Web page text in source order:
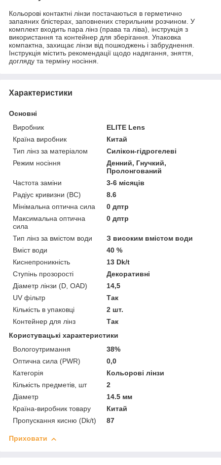
Кольорові контактні лінзи постачаються в герметично
запаяних блістерах, заповнених стерильним розчином. У
комплект входить пара лінз (права та ліва), інструкція з
використання та контейнер для зберігання. Упаковка
компактна, захищає лінзи від пошкоджень і забруднення.
Інструкція містить рекомендації щодо надягання, зняття,
догляду та терміну носіння.
Характеристики
Основні
Виробник
ELITE Lens
Країна виробник
Китай
Тип лінз за матеріалом
Силікон-гідрогелеві
Режим носіння
Денний, Гнучкий,
Пролонгований
Частота заміни
3-6 місяців
Радіус кривизни (BC)
8.6
Мінімальна оптична сила
0 дптр
Максимальна оптична
сила
0 дптр
Тип лінз за вмістом води
З високим вмістом води
Вміст води
40 %
Киснепроникність
13 Dk/t
Ступінь прозорості
Декоративні
Діаметр лінзи (D, OAD)
14,5
UV фільтр
Так
Кількість в упаковці
2 шт.
Контейнер для лінз
Так
Користувацькі характеристики
Вологоутримання
38%
Оптична сила (PWR)
0,0
Категорія
Кольорові лінзи
Кількість предметів, шт
2
Діаметр
14.5 мм
Країна-виробник товару
Китай
Пропускання кисню (Dk/t)
87
Приховати